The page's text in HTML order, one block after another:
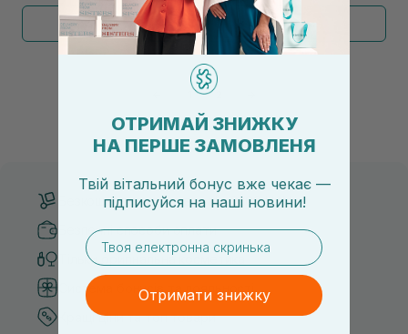
Показати більше
Безкоштовна доставка від 3000 UAH
Безпечні способи оплати
Тільки оригінальна косметика
Система бонусів та лояльності
Кращі ціни та топ товари
ОТРИМАЙ ЗНИЖКУ
НА ПЕРШЕ ЗАМОВЛЕНЯ
Твій вітальний бонус вже чекає —
підписуйся на наші новини!
email
Отримати знижку